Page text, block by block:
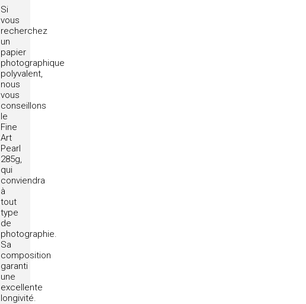
Si
vous
recherchez
un
papier
photographique
polyvalent,
nous
vous
conseillons
le
Fine
Art
Pearl
285g,
qui
conviendra
à
tout
type
de
photographie.
Sa
composition
garanti
une
excellente
longivité.